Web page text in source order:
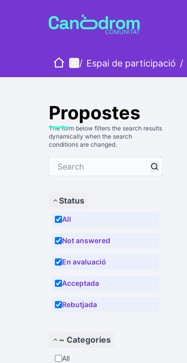
HomeMain menu
/ Espai de participació /
Propostes
The form below filters the search results
dynamically when the search
conditions are changed.
Status
All
Not answered
En avaluació
Acceptada
Rebutjada
~ Categories
All